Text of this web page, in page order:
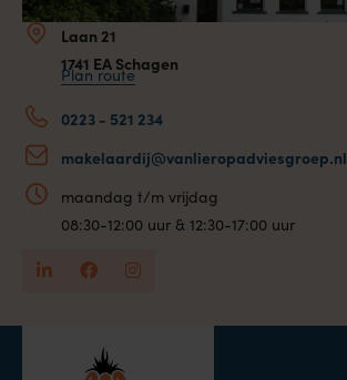
Laan 21
1741 EA Schagen
Plan route
0223 - 521 234
makelaardij@vanlieropadviesgroep.nl
maandag t/m vrijdag
08:30-12:00 uur & 12:30-17:00 uur